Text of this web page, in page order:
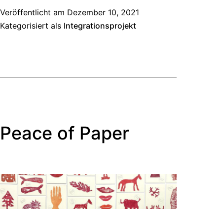
Veröffentlicht am Dezember 10, 2021
Kategorisiert als Integrationsprojekt
Peace of Paper